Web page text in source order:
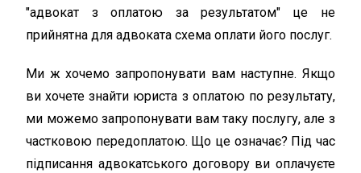
"адвокат з оплатою за результатом" це не
прийнятна для адвоката схема оплати його послуг.
Ми ж хочемо запропонувати вам наступне. Якщо
ви хочете знайти юриста з оплатою по результату,
ми можемо запропонувати вам таку послугу, але з
частковою передоплатою. Що це означає? Під час
підписання адвокатського договору ви оплачуєте